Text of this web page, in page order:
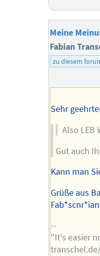
Meine
Fabian
zu diesem
Sehr
Also LEB
Gut auch
Kann man
Grüße aus
Fab*scnr*ian
--
"It's easier